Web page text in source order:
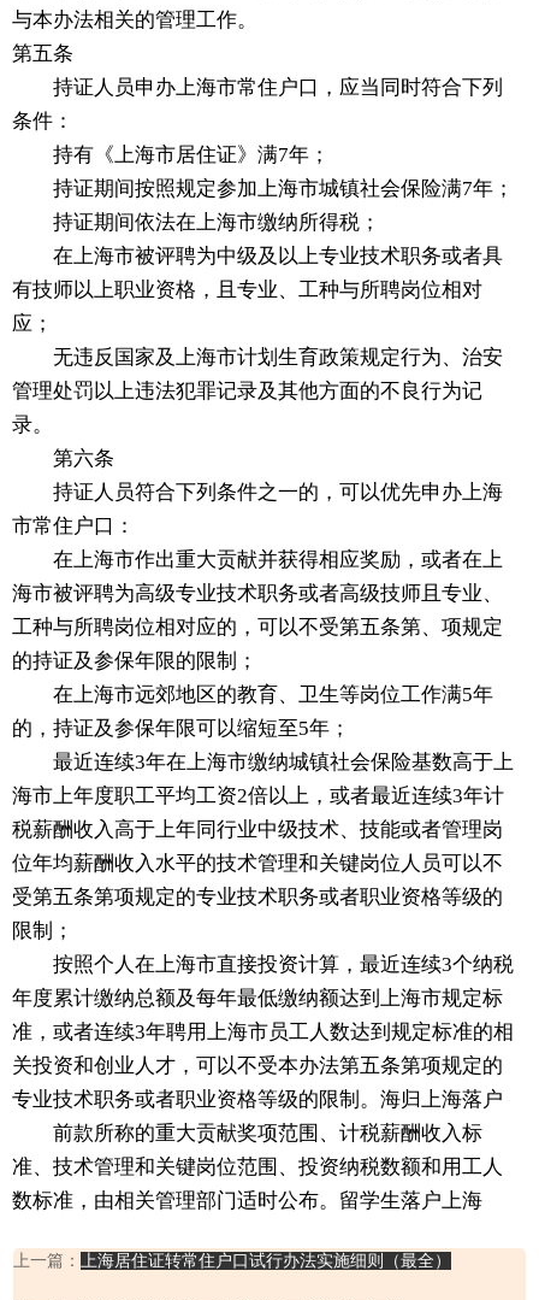
与本办法相关的管理工作。
第五条
持证人员申办上海市常住户口，应当同时符合下列
条件：
持有《上海市居住证》满7年；
持证期间按照规定参加上海市城镇社会保险满7年；
持证期间依法在上海市缴纳所得税；
在上海市被评聘为中级及以上专业技术职务或者具
有技师以上职业资格，且专业、工种与所聘岗位相对
应；
无违反国家及上海市计划生育政策规定行为、治安
管理处罚以上违法犯罪记录及其他方面的不良行为记
录。
第六条
持证人员符合下列条件之一的，可以优先申办上海
市常住户口：
在上海市作出重大贡献并获得相应奖励，或者在上
海市被评聘为高级专业技术职务或者高级技师且专业、
工种与所聘岗位相对应的，可以不受第五条第、项规定
的持证及参保年限的限制；
在上海市远郊地区的教育、卫生等岗位工作满5年
的，持证及参保年限可以缩短至5年；
最近连续3年在上海市缴纳城镇社会保险基数高于上
海市上年度职工平均工资2倍以上，或者最近连续3年计
税薪酬收入高于上年同行业中级技术、技能或者管理岗
位年均薪酬收入水平的技术管理和关键岗位人员可以不
受第五条第项规定的专业技术职务或者职业资格等级的
限制；
按照个人在上海市直接投资计算，最近连续3个纳税
年度累计缴纳总额及每年最低缴纳额达到上海市规定标
准，或者连续3年聘用上海市员工人数达到规定标准的相
关投资和创业人才，可以不受本办法第五条第项规定的
专业技术职务或者职业资格等级的限制。海归上海落户
前款所称的重大贡献奖项范围、计税薪酬收入标
准、技术管理和关键岗位范围、投资纳税数额和用工人
数标准，由相关管理部门适时公布。留学生落户上海
上一篇： 上海居住证转常住户口试行办法实施细则（最全）